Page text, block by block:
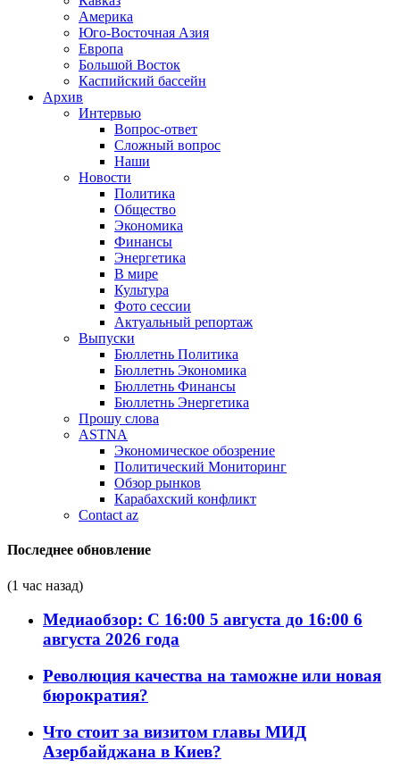
Америка
Юго-Восточная Азия
Европа
Большой Восток
Каспийский бассейн
Архив
Интервью
Вопрос-ответ
Сложный вопрос
Наши
Новости
Политика
Общество
Экономика
Финансы
Энергетика
В мире
Культура
Фото сессии
Актуальный репортаж
Выпуски
Бюллетнь Политика
Бюллетнь Экономика
Бюллетнь Финансы
Бюллетнь Энергетика
Прошу слова
ASTNA
Экономическое обозрение
Политический Мониторинг
Обзор рынков
Карабахский конфликт
Contact az
Последнее обновление
(1 час назад)
Медиаобзор: С 16:00 5 августа до 16:00 6
августа 2026 года
Революция качества на таможне или новая
бюрократия?
Что стоит за визитом главы МИД
Азербайджана в Киев?